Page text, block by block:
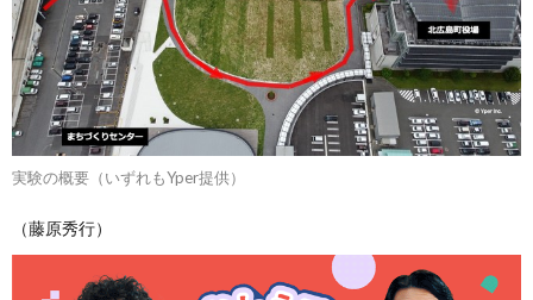
実験の概要（いずれもYper提供）
（藤原秀行）